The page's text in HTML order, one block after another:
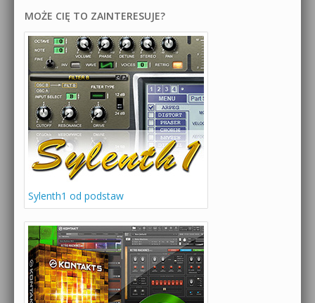
MOŻE CIĘ TO ZAINTERESUJE?
Sylenth1 od podstaw